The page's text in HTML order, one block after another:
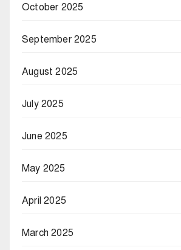
October 2025
September 2025
August 2025
July 2025
June 2025
May 2025
April 2025
March 2025